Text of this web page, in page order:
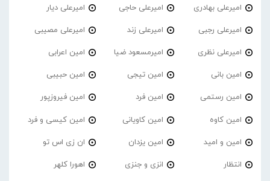
امیرعلی بهادری امیرعلی حاجی امیرعلی دیار
امیرعلی رجبی امیرعلی زند امیرعلی مصیبی
امیرعلی نظری امیرمسعود ضیا امین اعرابی
امین بانی امین تیجی امین حبیبی
امین رستمی امین فرد امین فیروزپور
امین کاوه امین کاویانی امین کیسی و فرد
امین و امید امین یزدان ان زی اس تو
انتظار انزی و جنزی اهورا کلهر